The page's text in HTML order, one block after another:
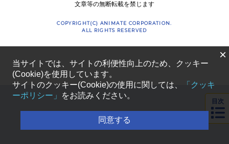
文章等の無断転載を禁じます
COPYRIGHT(C) ANIMATE CORPORATION.
ALL RIGHTS RESERVED
目次
×
当サイトでは、サイトの利便性向上のため、クッキー
(Cookie)を使用しています。
サイトのクッキー(Cookie)の使用に関しては、
「クッキ
ーポリシー」
をお読みください。
同意する